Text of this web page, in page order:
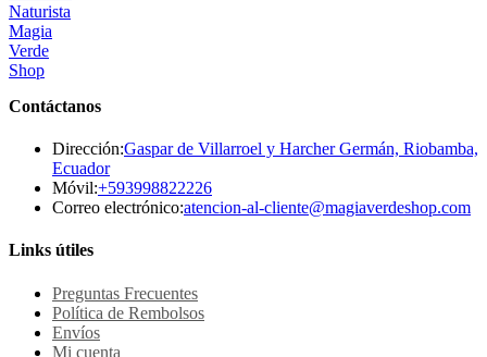
Contáctanos
Dirección:Gaspar de Villarroel y Harcher Germán, Riobamba,
Ecuador
Móvil:+593998822226Se
abre
Correo electrónico:atencion-al-cliente@magiaverdeshop.comSe
Links útiles
Preguntas Frecuentes
Política de Rembolsos
Envíos
Mi cuenta